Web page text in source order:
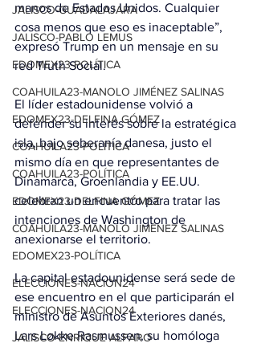
JALISCO-GUADALAJARA
JALISCO-PABLO LEMUS
EDOMEX23-POLÍTICA
COAHUILA23-MANOLO JIMÉNEZ SALINAS
EDOMEX23-DELFINA GÓMEZ
COAHUILA23-POLÍTICA
COAHUILA23-POLÍTICA
EDOMEX23-DELFINA GÓMEZ
COAHUILA23-MANOLO JIMÉNEZ SALINAS
EDOMEX23-POLÍTICA
ELECCIONES-NACION24
ELECCIONES-NACION24
JALISCO-ENRIQUE ALFARO
manos de Estados Unidos. Cualquier
cosa menos que eso es inaceptable”,
expresó Trump en un mensaje en su
red Truth Social.
El líder estadounidense volvió a
defender su interés sobre la estratégica
isla, bajo soberanía danesa, justo el
mismo día en que representantes de
Dinamarca, Groenlandia y EE.UU.
celebran un encuentro para tratar las
intenciones de Washington de
anexionarse el territorio.
La capital estadounidense será sede de
ese encuentro en el que participarán el
ministro de Asuntos Exteriores danés,
Lars Løkke Rasmussen, su homóloga